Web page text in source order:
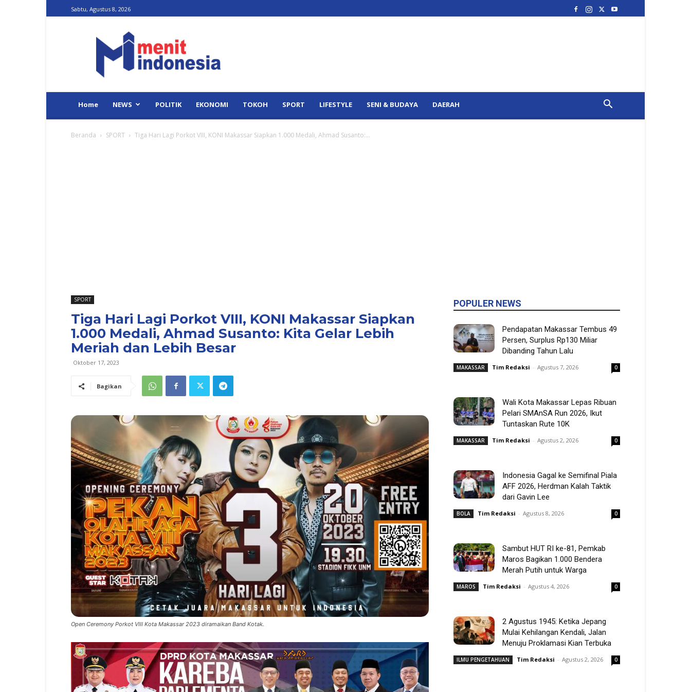
Sabtu, Agustus 8, 2026
Indonesia
Home NEWS POLITIK EKONOMI TOKOH SPORT LIFESTYLE SENI & BUDAYA DAERAH
Beranda SPORT Tiga Hari Lagi Porkot VIII, KONI Makassar Siapkan 1.000 Medali, Ahmad Susanto:...
SPORT
Tiga Hari Lagi Porkot VIII, KONI Makassar Siapkan
1.000 Medali, Ahmad Susanto: Kita Gelar Lebih
Meriah dan Lebih Besar
Oktober 17, 2023
Bagikan
Open Ceremony Porkot VIII Kota Makassar 2023 diramaikan Band Kotak.
POPULER NEWS
Pendapatan Makassar Tembus 49
Persen, Surplus Rp130 Miliar
Dibanding Tahun Lalu
MAKASSAR Tim Redaksi - Agustus 7, 2026 0
Wali Kota Makassar Lepas Ribuan
Pelari SMAnSA Run 2026, Ikut
Tuntaskan Rute 10K
MAKASSAR Tim Redaksi - Agustus 2, 2026 0
Indonesia Gagal ke Semifinal Piala
AFF 2026, Herdman Kalah Taktik
dari Gavin Lee
BOLA Tim Redaksi - Agustus 8, 2026 0
Sambut HUT RI ke-81, Pemkab
Maros Bagikan 1.000 Bendera
Merah Putih untuk Warga
MAROS Tim Redaksi - Agustus 4, 2026 0
2 Agustus 1945: Ketika Jepang
Mulai Kehilangan Kendali, Jalan
Menuju Proklamasi Kian Terbuka
ILMU PENGETAHUAN Tim Redaksi - Agustus 2, 2026 0